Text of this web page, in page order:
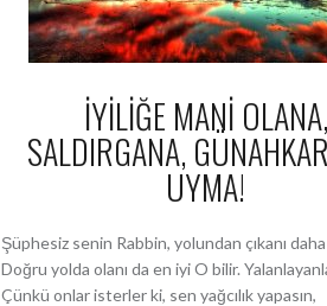
İYİLİĞE MANİ OLANA,
SALDIRGANA,
UYMA!
Şüphesiz senin Rabbin, yolundan çıkanı
Doğru yolda olanı da en iyi O bilir.
Çünkü onlar isterler ki, sen yağcılık yapasın,